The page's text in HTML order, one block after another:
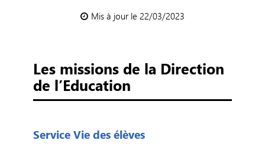
Mis à jour le 22/03/2023
Les missions de la Direction
de l’Education
Service Vie des élèves